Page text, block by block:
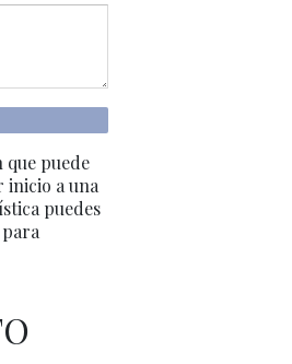
que puede
a una
puedes